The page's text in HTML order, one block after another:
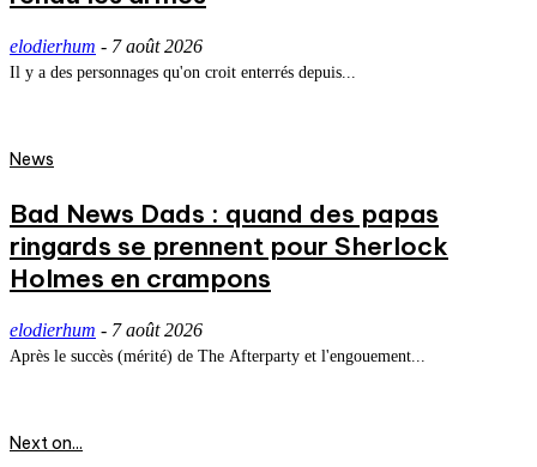
elodierhum - 7 août 2026
Il y a des personnages qu'on croit enterrés depuis...
News
Bad News Dads : quand des papas
ringards se prennent pour Sherlock
Holmes en crampons
elodierhum - 7 août 2026
Après le succès (mérité) de The Afterparty et l'engouement...
Next on...